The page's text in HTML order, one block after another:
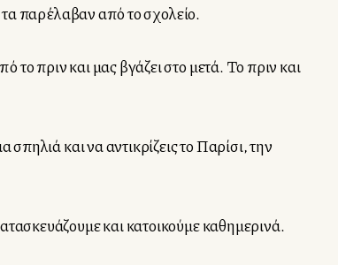
παρέλαβαν από το σχολείο.
πριν και μας βγάζει στο μετά. Το πριν και
και να αντικρίζεις το Παρίσι, την
και κατοικούμε καθημερινά.